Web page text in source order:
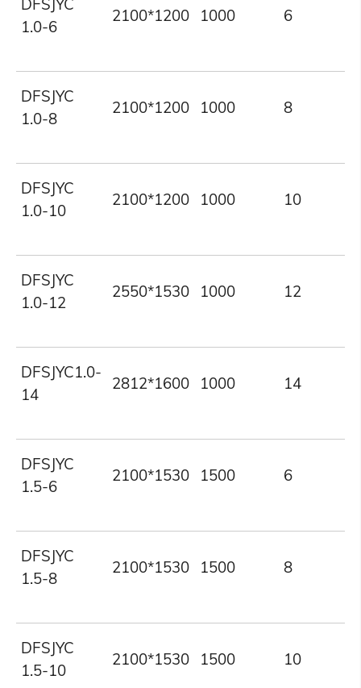
DFSJYC
1.0-6
2100*1200 1000 6
DFSJYC
1.0-8
2100*1200 1000 8
DFSJYC
1.0-10
2100*1200 1000 10
DFSJYC
1.0-12
2550*1530 1000 12
DFSJYC1.0-
14
2812*1600 1000 14
DFSJYC
1.5-6
2100*1530 1500 6
DFSJYC
1.5-8
2100*1530 1500 8
DFSJYC
1.5-10
2100*1530 1500 10